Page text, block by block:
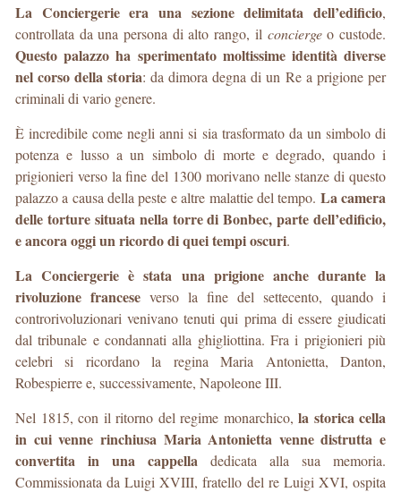
La Conciergerie era una sezione delimitata dell’edificio,
controllata da una persona di alto rango, il conciergeo custode.
Questo palazzo ha sperimentato moltissime identità diverse
nel corso della storia: da dimora degna di un Re a prigione per
criminali di vario genere.
È incredibile come negli anni si sia trasformato da un simbolo di
potenza e lusso a un simbolo di morte e degrado, quando i
prigionieri verso la fine del 1300 morivano nelle stanze di questo
palazzo a causa della peste e altre malattie del tempo. La camera
delle torture situata nella torre di Bonbec, parte dell’edificio,
e ancora oggi un ricordo di quei tempi oscuri.
La Conciergerie è stata una prigione anche durante la
rivoluzione francese verso la fine del settecento, quando i
controrivoluzionari venivano tenuti qui prima di essere giudicati
dal tribunale e condannati alla ghigliottina. Fra i prigionieri più
celebri si ricordano la regina Maria Antonietta, Danton,
Robespierre e, successivamente, Napoleone III.
Nel 1815, con il ritorno del regime monarchico, la storica cella
in cui venne rinchiusa Maria Antonietta venne distrutta e
convertita in una cappella dedicata alla sua memoria.
Commissionata da Luigi XVIII, fratello del re Luigi XVI, ospita